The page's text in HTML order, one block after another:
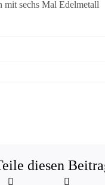
mit sechs Mal Edelmetall
diesen